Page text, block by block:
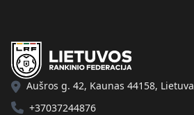
Aušros g. 42, Kaunas 44158, Lietuva
+37037244876